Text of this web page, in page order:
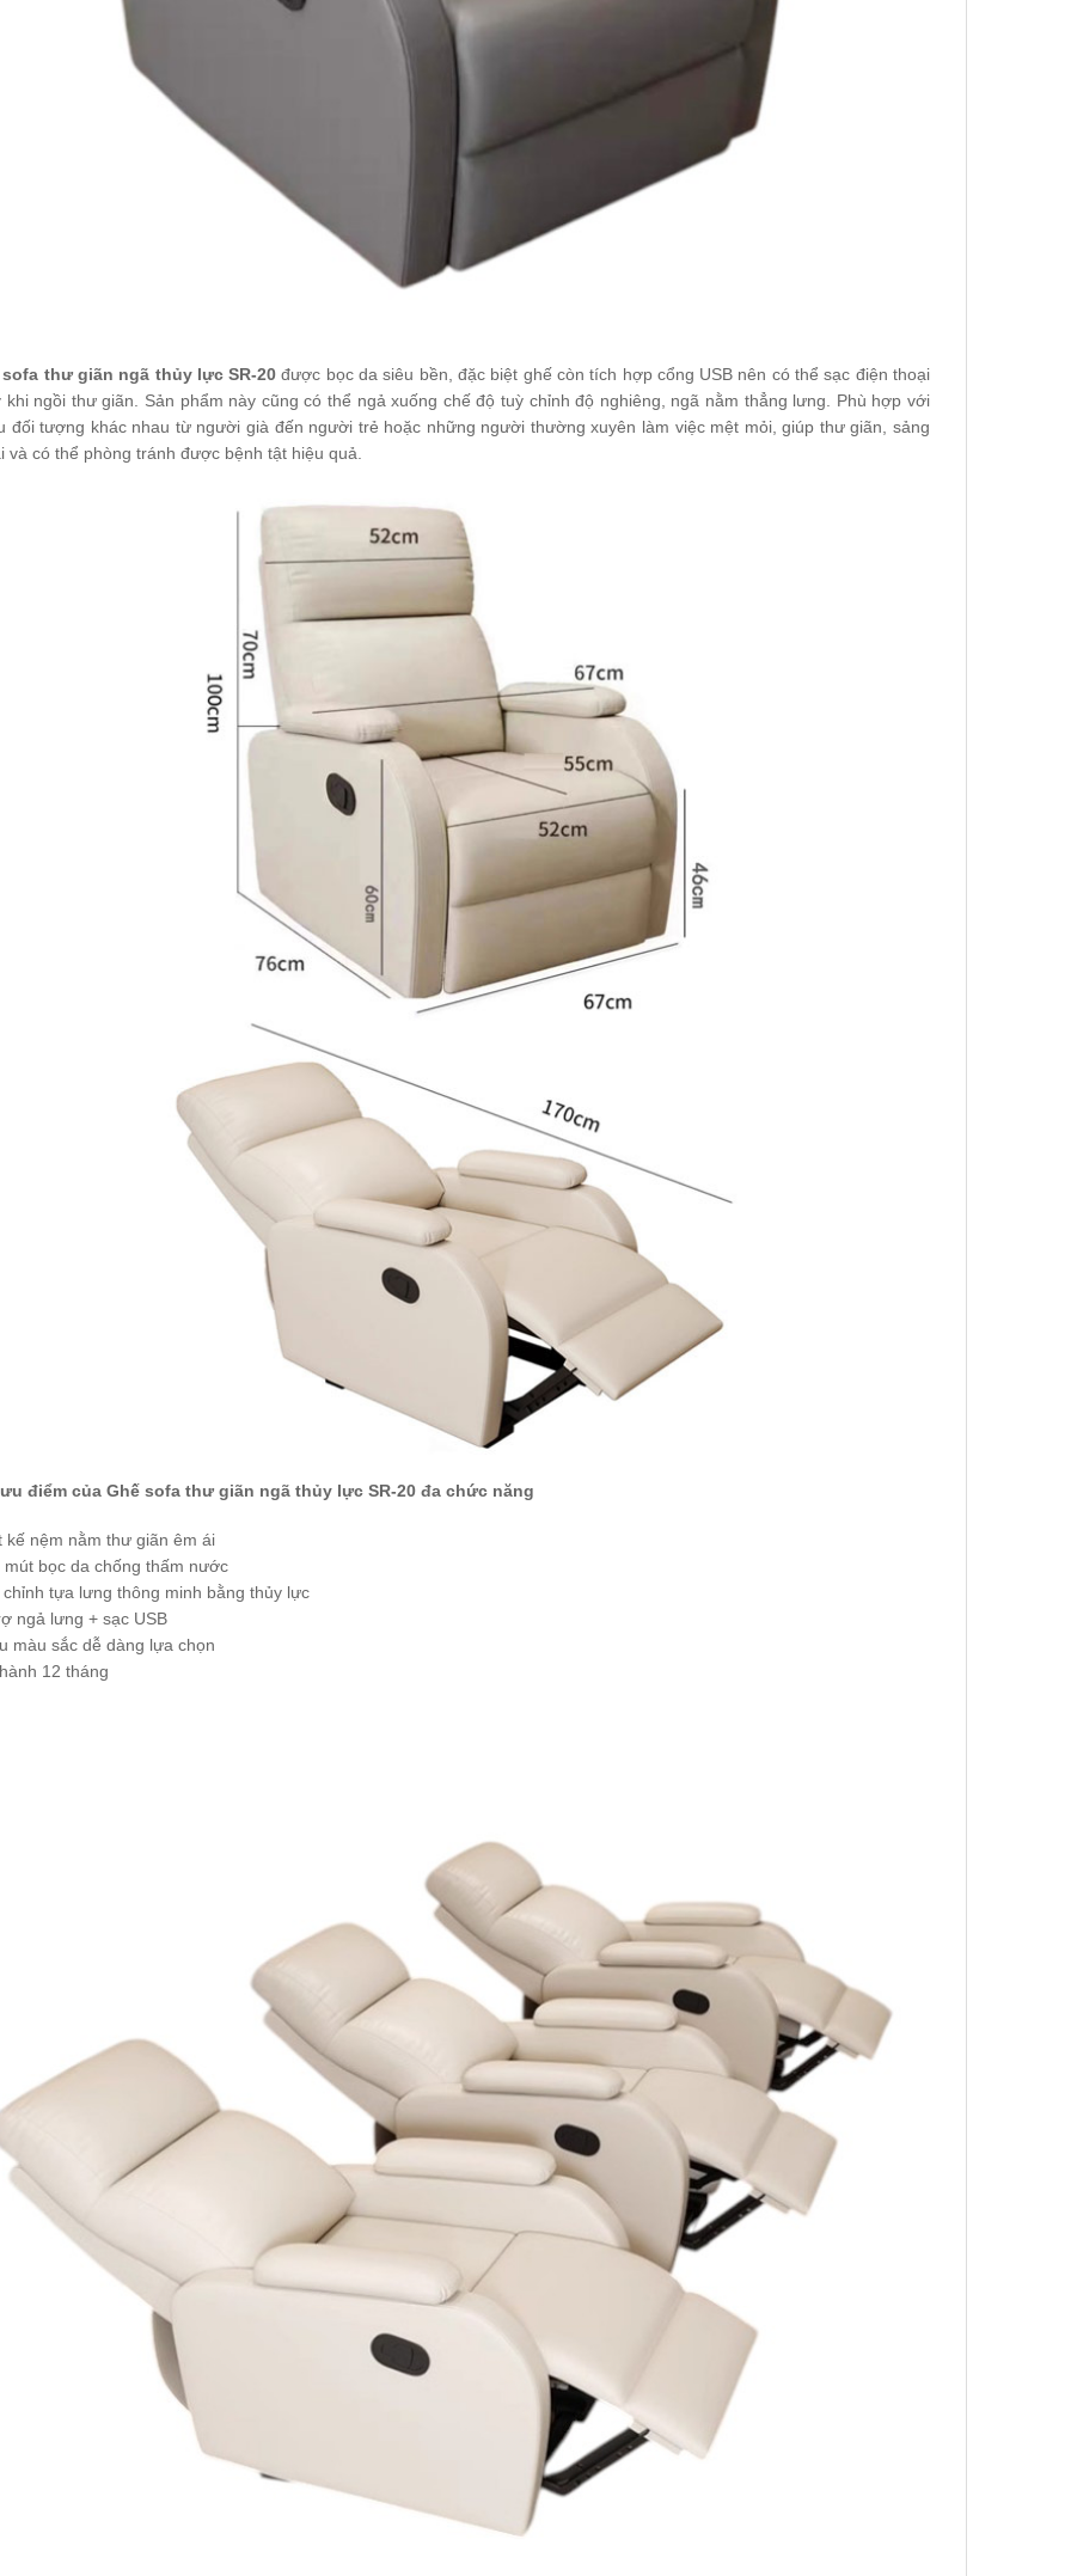
sofa chờ Royal
sofa chờ BW-
sofa thư giãn ngã thủy lực SR-20 được bọc da siêu bền, đặc biệt ghế còn tích hợp cổng USB nên có thể sạc điện thoại
khi ngồi thư giãn. Sản phẩm này cũng có thể ngả xuống chế độ tuỳ chỉnh độ nghiêng, ngã nằm thẳng lưng. Phù hợp với
đối tượng khác nhau từ người già đến người trẻ hoặc những người thường xuyên làm việc mệt mỏi, giúp thư giãn, sảng
và có thể phòng tránh được bệnh tật hiệu quả.
điểm của Ghế sofa thư giãn ngã thủy lực SR-20 đa chức năng
kế nệm nằm thư giãn êm ái
bọc da chống thấm nước
tựa lưng thông minh bằng thủy lực
ngả lưng + sạc USB
màu sắc dễ dàng lựa chọn
12 tháng